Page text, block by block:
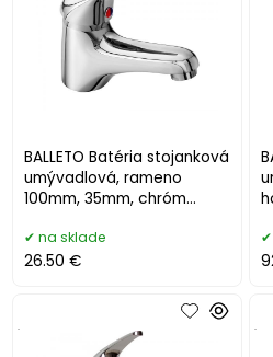
BALLETO Batéria stojanková
umývadlová, rameno
100mm, 35mm, chróm
na sklade
26.50 €
. .